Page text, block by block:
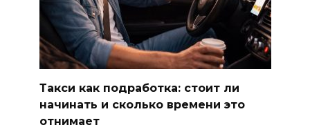
Такси как подработка: стоит ли
начинать и сколько времени это
отнимает